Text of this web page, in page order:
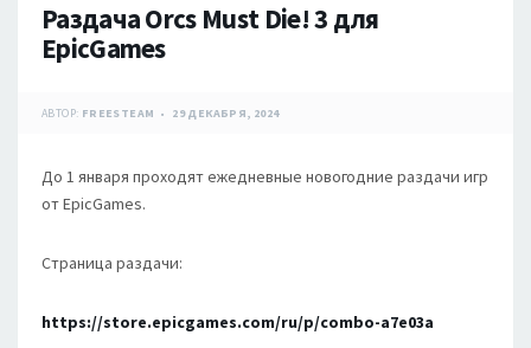
Раздача Orcs Must Die! 3 для
EpicGames
АВТОР: FREESTEAM 29 ДЕКАБРЯ, 2024
До 1 января проходят ежедневные новогодние раздачи игр
от EpicGames.
Страница раздачи:
https://store.epicgames.com/ru/p/combo-a7e03a